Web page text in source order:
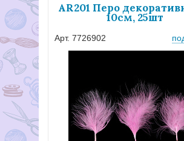
AR201 Перо
10см, 25шт
Арт. 7726902